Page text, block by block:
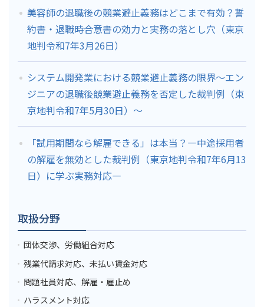
美容師の退職後の競業避止義務はどこまで有効？誓
約書・退職時合意書の効力と実務の落とし穴（東京
地判令和7年3月26日）
システム開発業における競業避止義務の限界～エン
ジニアの退職後競業避止義務を否定した裁判例（東
京地判令和7年5月30日）～
「試用期間なら解雇できる」は本当？―中途採用者
の解雇を無効とした裁判例（東京地判令和7年6月13
日）に学ぶ実務対応―
取扱分野
団体交渉、労働組合対応
残業代請求対応、未払い賃金対応
問題社員対応、解雇・雇止め
ハラスメント対応